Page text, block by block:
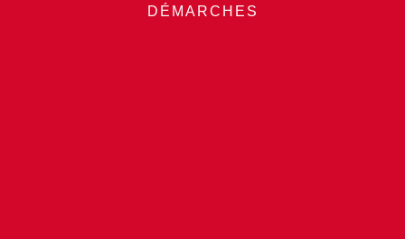
DÉMARCHES